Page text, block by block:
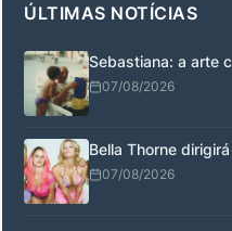
ÚLTIMAS NOTÍCIAS
Sebastiana: a arte
07/08/2026
Bella Thorne
07/08/2026